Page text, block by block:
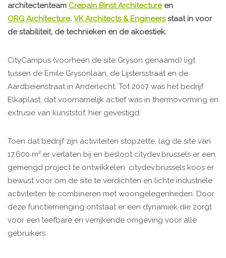
architectenteam Crepain Binst Architectureen
ORG Architecture. VK Architects & Engineersstaat in voor
de stabiliteit, de technieken en de akoestiek.
CityCampus (voorheen de site Gryson genaamd) ligt
tussen de Emile Grysonlaan, de Lijstersstraat en de
Aardbeienstraat in Anderlecht. Tot 2007 was het bedrijf
Elkaplast, dat voornamelijk actief was in thermovorming en
extrusie van kunststof, hier gevestigd.
Toen dat bedrijf zijn activiteiten stopzette, lag de site van
17.600 m² er verlaten bij en besloot citydev.brussels er een
gemengd project te ontwikkelen. citydev.brussels koos er
bewust voor om de site te verdichten en lichte industriële
activiteiten te combineren met woongelegenheden. Door
deze functiemenging ontstaat er een dynamiek die zorgt
voor een leefbare en verrijkende omgeving voor alle
gebruikers.